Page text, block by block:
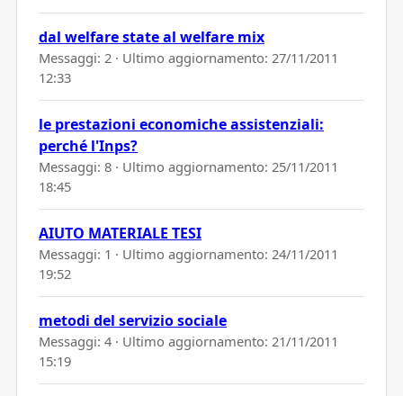
dal welfare state al welfare mix
Messaggi: 2 · Ultimo aggiornamento: 27/11/2011
12:33
le prestazioni economiche assistenziali:
perché l'Inps?
Messaggi: 8 · Ultimo aggiornamento: 25/11/2011
18:45
AIUTO MATERIALE TESI
Messaggi: 1 · Ultimo aggiornamento: 24/11/2011
19:52
metodi del servizio sociale
Messaggi: 4 · Ultimo aggiornamento: 21/11/2011
15:19